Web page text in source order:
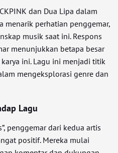
dan Dua Lipa dalam
menarik perhatian penggemar,
musik saat ini. Respons
menunjukkan betapa besar
ini. Lagu ini menjadi titik
mengeksplorasi genre dan
Lagu
penggemar dari kedua artis
positif. Mereka mulai